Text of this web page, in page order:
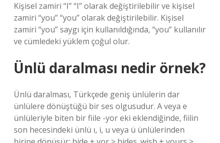
Kişisel zamiri “I” “I” olarak değiştirilebilir ve kişisel
zamiri “you” “you” olarak değiştirilebilir. Kişisel
zamiri “you” saygı için kullanıldığında, “you” kullanılır
ve cümledeki yüklem çoğul olur.
Ünlü daralması nedir örnek?
Ünlü daralması, Türkçede geniş ünlülerin dar
ünlülere dönüştüğü bir ses olgusudur. A veya e
ünlüleriyle biten bir fiile -yor eki eklendiğinde, fiilin
son hecesindeki ünlü ı, i, u veya ü ünlülerinden